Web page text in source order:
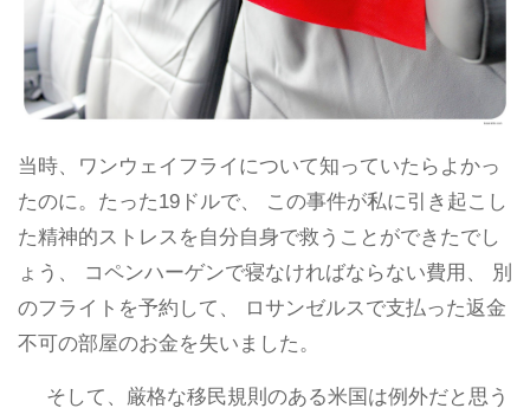
当時、ワンウェイフライについて知っていたらよかっ
たのに。たった19ドルで、 この事件が私に引き起こし
た精神的ストレスを自分自身で救うことができたでし
ょう、 コペンハーゲンで寝なければならない費用、 別
のフライトを予約して、 ロサンゼルスで支払った返金
不可の部屋のお金を失いました。
そして、厳格な移民規則のある米国は例外だと思う